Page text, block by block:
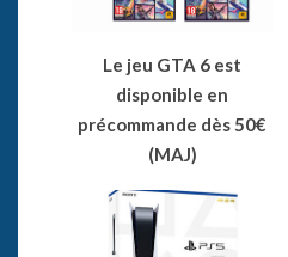
Le jeu GTA 6 est
disponible en
précommande dès 50€
(MAJ)